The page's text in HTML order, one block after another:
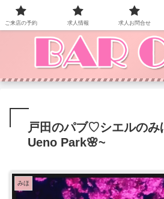
BAR CIEL！ご来店お待ちし
戸田のパブ♡ シエルの
Ueno Park🌸~
みほ
ご来店の予約 求人情報 求人お問合せ